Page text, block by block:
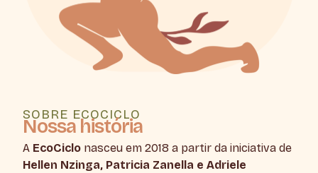
SOBRE ECOCICLO
Nossa história
A EcoCiclo nasceu em 2018 a partir da iniciativa de
Hellen Nzinga, Patricia Zanella e Adriele